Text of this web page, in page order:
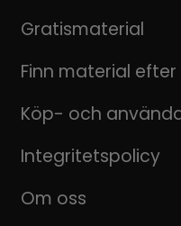
Gratismaterial
Finn material
Köp- och
Integritetspolicy
Om oss